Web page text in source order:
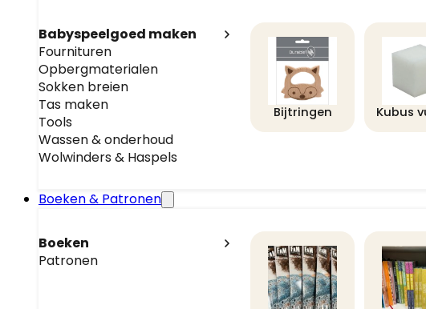
Babyspeelgoed maken
Fournituren
Opbergmaterialen
Sokken breien
Tas maken
Tools
Wassen & onderhoud
Wolwinders & Haspels
Bijtringen Kubus
Boeken & Patronen
Boeken
Patronen